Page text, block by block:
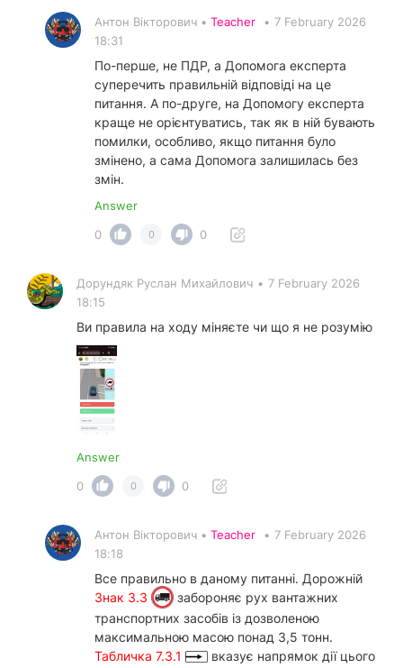
Антон Вікторович • Teacher • 7 February 2026
18:31
По-перше, не ПДР, а Допомога експерта
суперечить правильній відповіді на це
питання. А по-друге, на Допомогу експерта
краще не орієнтуватись, так як в ній бувають
помилки, особливо, якщо питання було
змінено, а сама Допомога залишилась без
змін.
Answer
0
0 0
Дорундяк Руслан Михайлович • 7 February 2026
18:15
Ви правила на ходу міняєте чи що я не розумію
Answer
0
0 0
Антон Вікторович • Teacher • 7 February 2026
18:18
Все правильно в даному питанні. Дорожній
Знак 3.3
забороняє рух вантажних
транспортних засобів із дозволеною
максимальною масою понад 3,5 тонн.
Табличка 7.3.1
вказує напрямок дії цього